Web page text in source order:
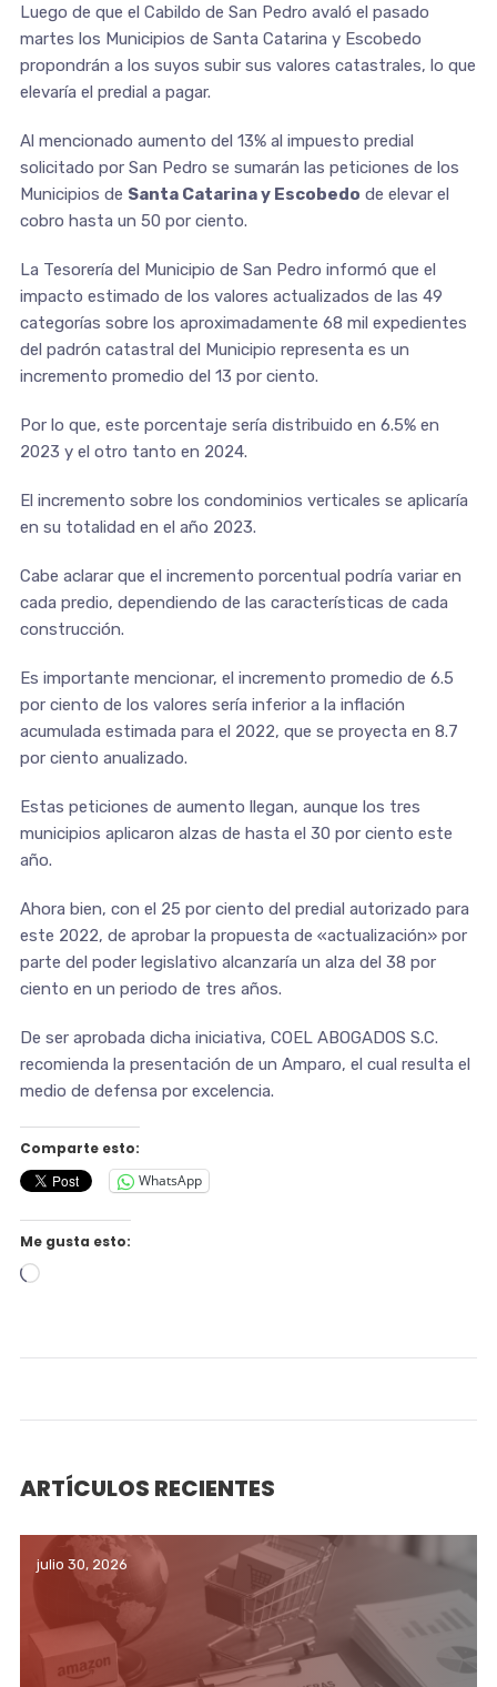
Luego de que el Cabildo de San Pedro avaló el pasado
martes los Municipios de Santa Catarina y Escobedo
propondrán a los suyos subir sus valores catastrales, lo que
elevaría el predial a pagar.
Al mencionado aumento del 13% al impuesto predial
solicitado por San Pedro se sumarán las peticiones de los
Municipios de Santa Catarina y Escobedo de elevar el
cobro hasta un 50 por ciento.
La Tesorería del Municipio de San Pedro informó que el
impacto estimado de los valores actualizados de las 49
categorías sobre los aproximadamente 68 mil expedientes
del padrón catastral del Municipio representa es un
incremento promedio del 13 por ciento.
Por lo que, este porcentaje sería distribuido en 6.5% en
2023 y el otro tanto en 2024.
El incremento sobre los condominios verticales se aplicaría
en su totalidad en el año 2023.
Cabe aclarar que el incremento porcentual podría variar en
cada predio, dependiendo de las características de cada
construcción.
Es importante mencionar, el incremento promedio de 6.5
por ciento de los valores sería inferior a la inflación
acumulada estimada para el 2022, que se proyecta en 8.7
por ciento anualizado.
Estas peticiones de aumento llegan, aunque los tres
municipios aplicaron alzas de hasta el 30 por ciento este
año.
Ahora bien, con el 25 por ciento del predial autorizado para
este 2022, de aprobar la propuesta de «actualización» por
parte del poder legislativo alcanzaría un alza del 38 por
ciento en un periodo de tres años.
De ser aprobada dicha iniciativa, COEL ABOGADOS S.C.
recomienda la presentación de un Amparo, el cual resulta el
medio de defensa por excelencia.
Comparte esto:
WhatsApp
Me gusta esto:
Cargando...
ARTÍCULOS RECIENTES
julio 30, 2026